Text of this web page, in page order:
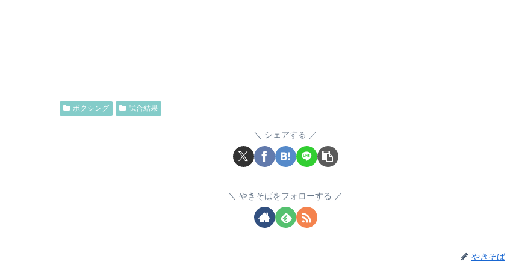
ボクシング 試合結果
シェアする
やきそばをフォローする
やきそば